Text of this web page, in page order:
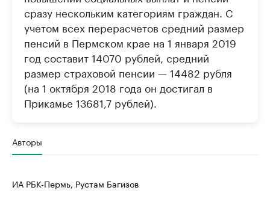
сразу нескольким категориям граждан. С
учетом всех перерасчетов средний размер
пенсий в Пермском крае на 1 января 2019
год составит 14070 рублей, средний
размер страховой пенсии — 14482 рубля
(на 1 октября 2018 года он достигал в
Прикамье 13681,7 рублей).
Авторы
ИА РБК-Пермь, Рустам Багизов